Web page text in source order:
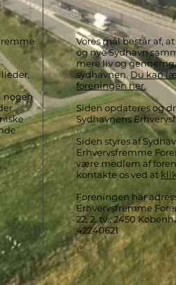
nogen
Vores mål består af,
og nye Sydhavn
mere liv og
sydhavnen. Du kan
foreningen her.
Siden opdateres og
Sydhavnens
Siden styres af
Erhvervsfremme
være medlem af
kontakte os ved at
Foreningen har
Erhvervsfremme
22, 2. tv., 2450
42240621